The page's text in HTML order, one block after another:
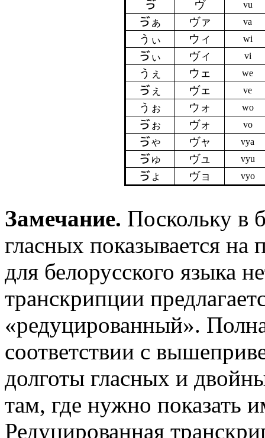
ゔ ヴ vu
ゔぁ ヴァ va
うぃ ウィ wi
ゔぃ ヴィ vi
うぇ ウェ we
ゔぇ ヴェ ve
うぉ ウォ wo
ゔぉ ヴォ vo
ゔゃ ヴャ vya
ゔゅ ヴュ vyu
ゔょ ヴョ vyo
Замечание. Поскольку в
гласных показывается на
для белорусского языка
транскрипции
«редуцированный».
соответствии с
долготы гласных и
там, где нужно показать
Редуцированная